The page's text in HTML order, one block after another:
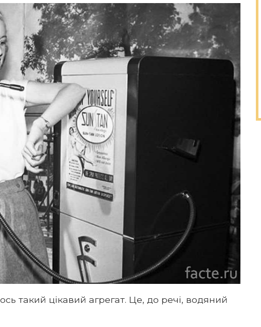
такий цікавий агрегат. Це, до речі, водяний